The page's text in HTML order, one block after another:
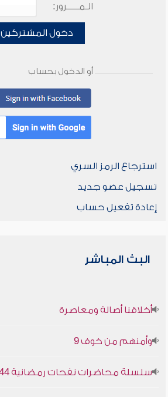
الـمـــــرور:
دخول المشتركين
أو الدخول بحساب
استرجاع الرمز السري
تسجيل عضو جديد
إعادة تفعيل حساب
البث المباشر
أخلاقنا أصالة ومعاصرة
وأمنهم من خوف 9
سلسلة محاضرات نفحات رمضانية 1444هـ